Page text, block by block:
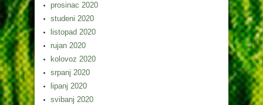
prosinac 2020
studeni 2020
listopad 2020
rujan 2020
kolovoz 2020
srpanj 2020
lipanj 2020
svibanj 2020